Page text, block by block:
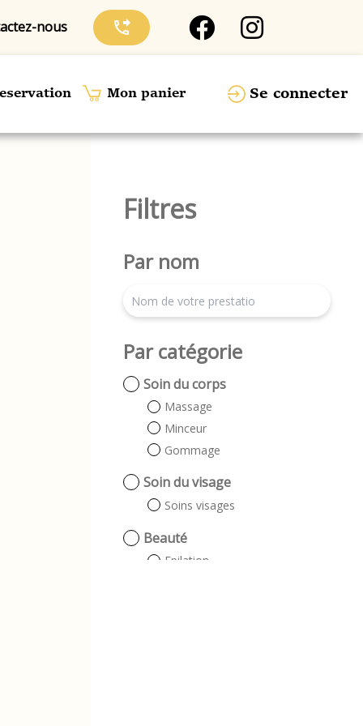
nous phone_forwarded
Mon panier Se connecter
Filtres
Par nom
Par catégorie
Soin du corps
Massage
Minceur
Gommage
Soin du visage
Soins visages
Beauté
Epilation